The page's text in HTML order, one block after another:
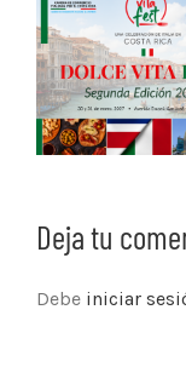
Deja tu
Debe iniciar